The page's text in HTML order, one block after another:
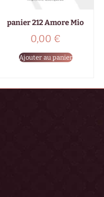
panier 212 Amore Mio
0,00 €
Ajouter au panier